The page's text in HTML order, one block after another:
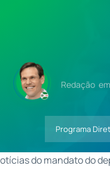
Redação
Programa
do mandato do